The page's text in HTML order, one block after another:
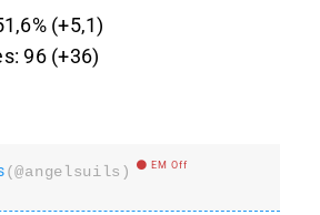
(+5,1)
96 (+36)
(@angelsuils) EM Off